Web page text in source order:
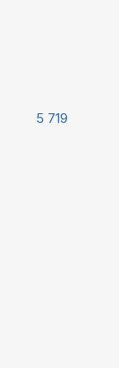
5 719